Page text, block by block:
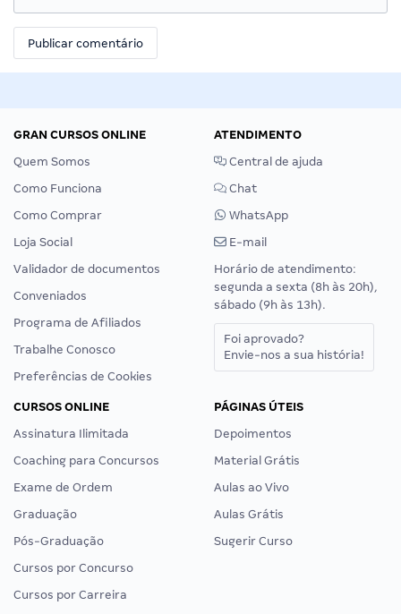
GRAN CURSOS ONLINE
Quem Somos
Como Funciona
Como Comprar
Loja Social
Validador de documentos
Conveniados
Programa de Afiliados
Trabalhe Conosco
Preferências de Cookies
ATENDIMENTO
Central de ajuda
Chat
WhatsApp
E-mail
Horário de atendimento:
segunda a sexta (8h às 20h),
sábado (9h às 13h).
Foi aprovado?
Envie-nos a sua história!
CURSOS ONLINE
Assinatura Ilimitada
Coaching para Concursos
Exame de Ordem
Graduação
Pós-Graduação
Cursos por Concurso
Cursos por Carreira
PÁGINAS ÚTEIS
Depoimentos
Material Grátis
Aulas ao Vivo
Aulas Grátis
Sugerir Curso